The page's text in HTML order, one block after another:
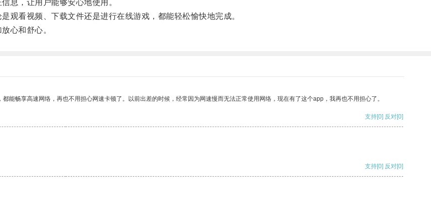
，让用户能够安心地使用。
看视频、下载文件还是进行在线游戏，都能轻松愉快地完成。
心和舒心。
能畅享高速网络，再也不用担心网速卡顿了。以前出差的时候，经常因为网速慢而无法正常使用网络，现在有了这个app，我再也不用担心了。
支持[0] 反对[0]
支持[0] 反对[0]